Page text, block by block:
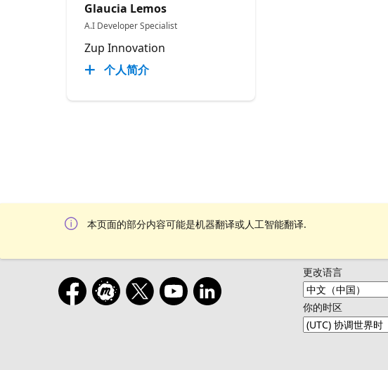
Glaucia Lemos
A.I Developer Specialist
Zup Innovation
个人简介
本页面的部分内容可能是机器翻译或人工智能翻译.
更改语言
你的时区